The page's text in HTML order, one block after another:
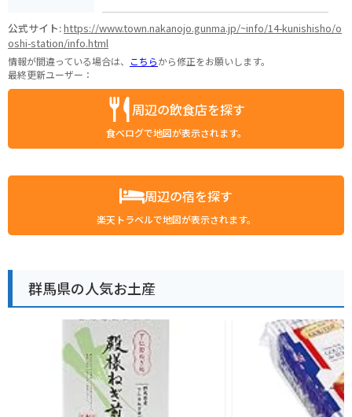
公式サイト:https://www.town.nakanojo.gunma.jp/~info/14-kunishisho/o
oshi-station/info.html
情報が間違っている場合は、 こちらから修正をお願いします。
最終更新ユーザー：
周辺の飲食店を探す
食べログで地図が表示されます。
周辺の宿を探す
楽天トラベルで地図が表示されます。
群馬県の人気お土産